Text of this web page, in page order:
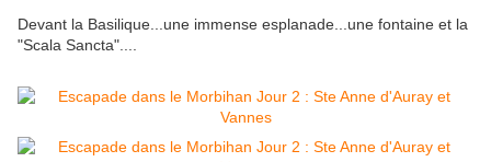
Devant la Basilique...une immense esplanade...une fontaine et la
"Scala Sancta"....